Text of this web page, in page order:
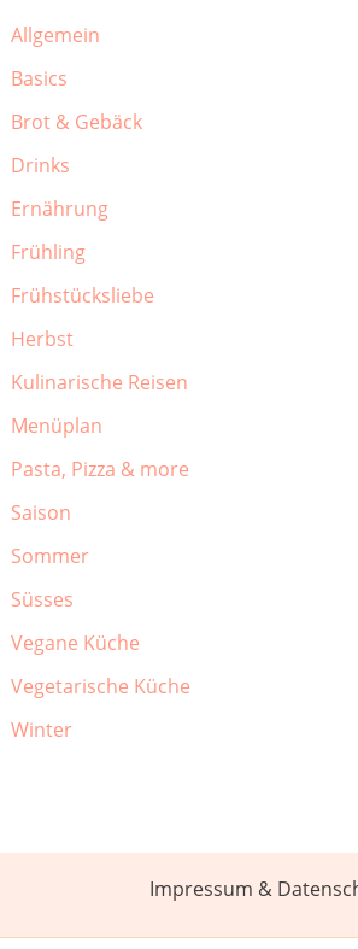
Allgemein
Basics
Brot & Gebäck
Drinks
Ernährung
Frühling
Frühstücksliebe
Herbst
Kulinarische Reisen
Menüplan
Pasta, Pizza & more
Saison
Sommer
Süsses
Vegane Küche
Vegetarische Küche
Winter
Impressum &